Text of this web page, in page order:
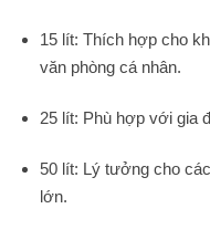
15 lít: Thích hợp cho
văn phòng cá nhân.
25 lít: Phù hợp với gia
50 lít: Lý tưởng cho
lớn.